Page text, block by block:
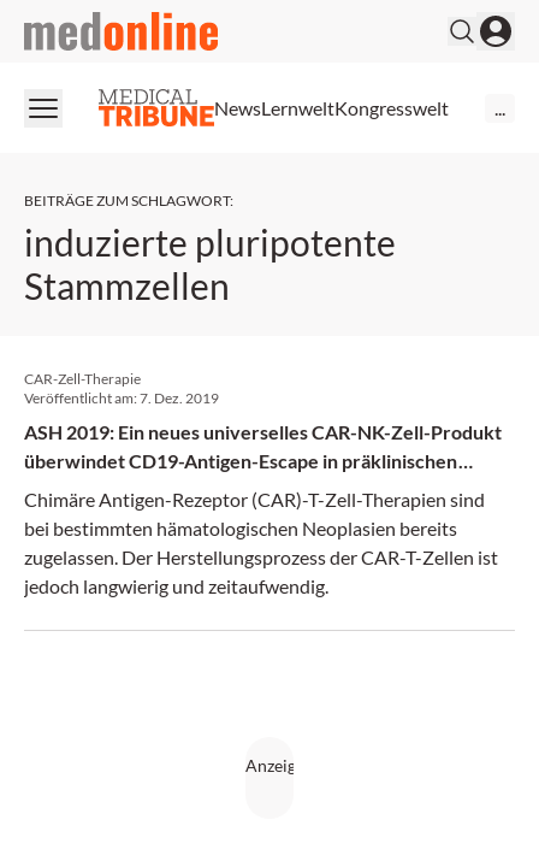
medonline
NewsLernweltKongresswelt
BEITRÄGE ZUM SCHLAGWORT:
induzierte pluripotente
Stammzellen
CAR-Zell-Therapie
Veröffentlicht am:7. Dez. 2019
ASH 2019: Ein neues universelles CAR-NK-Zell-Produkt
überwindet CD19-Antigen-Escape in präklinischen
Studien
Chimäre Antigen-Rezeptor (CAR)-T-Zell-Therapien sind
bei bestimmten hämatologischen Neoplasien bereits
zugelassen. Der Herstellungsprozess der CAR-T-Zellen ist
jedoch langwierig und zeitaufwendig.